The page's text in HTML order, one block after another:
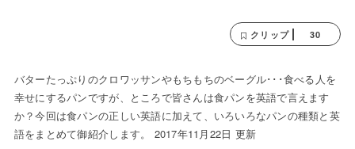
クリップ 30
バターたっぷりのクロワッサンやもちもちのベーグル･･･食べる人を
幸せにするパンですが、ところで皆さんは食パンを英語で言えます
か？今回は食パンの正しい英語に加えて、いろいろなパンの種類と英
語をまとめて御紹介します。 2017年11月22日 更新